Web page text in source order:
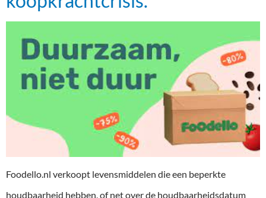
Foodello.nl verkoopt levensmiddelen die een beperkte
houdbaarheid hebben, of net over de houdbaarheidsdatum